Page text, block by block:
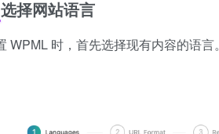
选择网站语言
WPML 时，首先选择现有内容的语言。